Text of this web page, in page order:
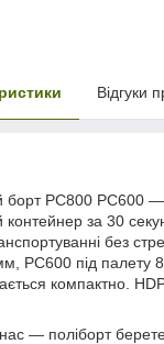
Відгуки
борт PC800 PC600
контейнер за 30
без
PC600 під палету
компактно.
— поліборт